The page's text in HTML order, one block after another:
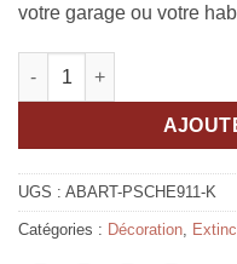
votre garage ou votre
quantité de Extincteur
UGS : ABART-PSCHE911-K
Catégories : Décoration,